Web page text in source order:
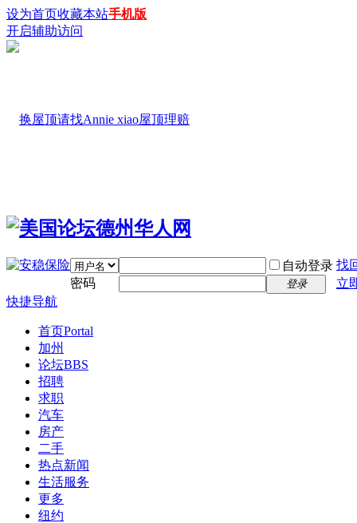
设为首页收藏本站手机版
开启辅助访问
自动登录 找
密码
登录
立
快捷导航
首页Portal
加州
论坛BBS
招聘
求职
汽车
房产
二手
热点新闻
生活服务
更多
纽约